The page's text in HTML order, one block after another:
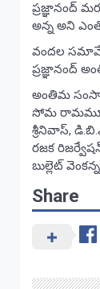
ప్రజ్ఞానంద్
అన్న అని
వందల
ప్రజ్ఞానంద్
అంతిమ
సోమ
శ్రీనివాస్,
రజక
బుల్లెట్
Share